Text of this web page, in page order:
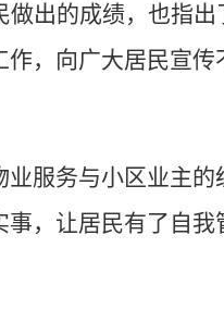
出的成绩，也指
，向广大居民宣
服务与小区业主
，让居民有了自我